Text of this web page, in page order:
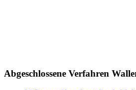
Abgeschlossene Verfahren